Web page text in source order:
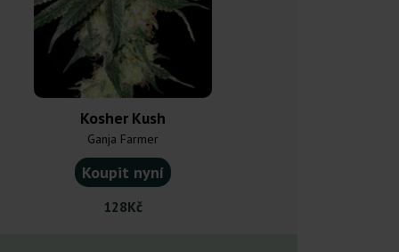
Kosher Kush
Ganja Farmer
Koupit nyní
128Kč